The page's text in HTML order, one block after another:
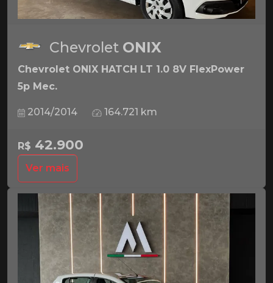
Chevrolet ONIX
Chevrolet ONIX HATCH LT 1.0 8V FlexPower
5p Mec.
2014/2014 164.721 km
R$ 42.900
Ver mais